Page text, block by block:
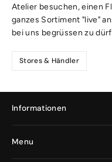
Atelier besuchen, einen
ganzes Sortiment "live"
bei uns begrüssen zu
Stores & Händler
Informationen
Menu